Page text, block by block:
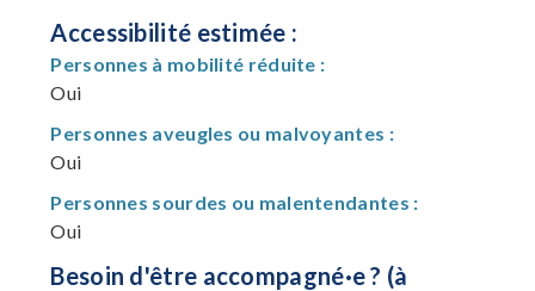
Accessibilité estimée :
Personnes à mobilité réduite :
Oui
Personnes aveugles ou malvoyantes :
Oui
Personnes sourdes ou malentendantes :
Oui
Besoin d'être accompagné·e ? (à